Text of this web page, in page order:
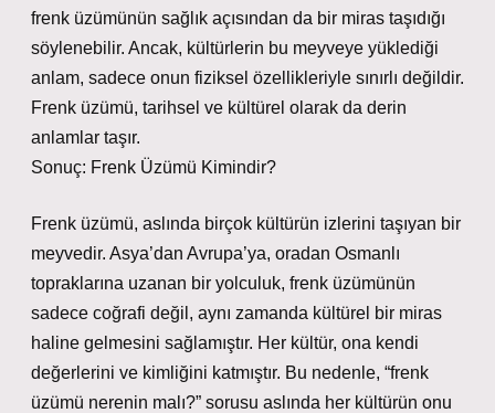
frenk üzümünün sağlık açısından da bir miras taşıdığı
söylenebilir. Ancak, kültürlerin bu meyveye yüklediği
anlam, sadece onun fiziksel özellikleriyle sınırlı değildir.
Frenk üzümü, tarihsel ve kültürel olarak da derin
anlamlar taşır.
Sonuç: Frenk Üzümü Kimindir?
Frenk üzümü, aslında birçok kültürün izlerini taşıyan bir
meyvedir. Asya’dan Avrupa’ya, oradan Osmanlı
topraklarına uzanan bir yolculuk, frenk üzümünün
sadece coğrafi değil, aynı zamanda kültürel bir miras
haline gelmesini sağlamıştır. Her kültür, ona kendi
değerlerini ve kimliğini katmıştır. Bu nedenle, “frenk
üzümü nerenin malı?” sorusu aslında her kültürün onu